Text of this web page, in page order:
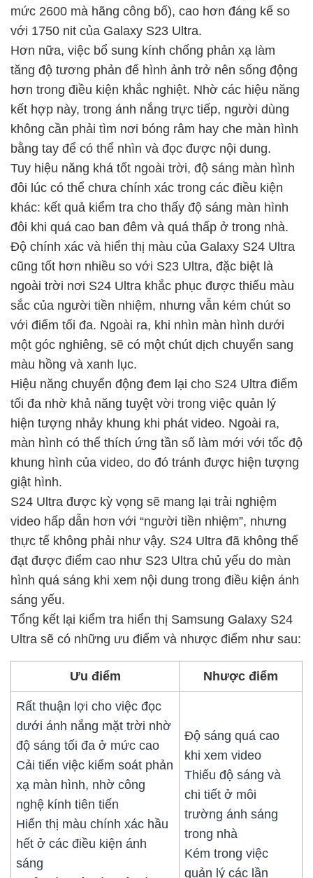
mức 2600 mà hãng công bố), cao hơn đáng kể so
với 1750 nit của Galaxy S23 Ultra.
Hơn nữa, việc bổ sung kính chống phản xạ làm
tăng độ tương phản để hình ảnh trở nên sống động
hơn trong điều kiện khắc nghiệt. Nhờ các hiệu năng
kết hợp này, trong ánh nắng trực tiếp, người dùng
không cần phải tìm nơi bóng râm hay che màn hình
bằng tay để có thể nhìn và đọc được nội dung.
Tuy hiệu năng khá tốt ngoài trời, độ sáng màn hình
đôi lúc có thể chưa chính xác trong các điều kiện
khác: kết quả kiểm tra cho thấy độ sáng màn hình
đôi khi quá cao ban đêm và quá thấp ở trong nhà.
Độ chính xác và hiển thị màu của Galaxy S24 Ultra
cũng tốt hơn nhiều so với S23 Ultra, đặc biệt là
ngoài trời nơi S24 Ultra khắc phục được thiếu màu
sắc của người tiền nhiệm, nhưng vẫn kém chút so
với điểm tối đa. Ngoài ra, khi nhìn màn hình dưới
một góc nghiêng, sẽ có một chút dịch chuyển sang
màu hồng và xanh lục.
Hiệu năng chuyển động đem lại cho S24 Ultra điểm
tối đa nhờ khả năng tuyệt vời trong việc quản lý
hiện tượng nhảy khung khi phát video. Ngoài ra,
màn hình có thể thích ứng tần số làm mới với tốc độ
khung hình của video, do đó tránh được hiện tượng
giật hình.
S24 Ultra được kỳ vọng sẽ mang lại trải nghiệm
video hấp dẫn hơn với “người tiền nhiệm”, nhưng
thực tế không phải như vậy. S24 Ultra đã không thể
đạt được điểm cao như S23 Ultra chủ yếu do màn
hình quá sáng khi xem nội dung trong điều kiện ánh
sáng yếu.
Tổng kết lại kiểm tra hiển thị Samsung Galaxy S24
Ultra sẽ có những ưu điểm và nhược điểm như sau:
Ưu điểm Nhược điểm
Rất thuận lợi cho việc đọc
dưới ánh nắng mặt trời nhờ
độ sáng tối đa ở mức cao
Cải tiến việc kiểm soát phản
xạ màn hình, nhờ công
nghệ kính tiên tiến
Hiển thị màu chính xác hầu
hết ở các điều kiện ánh
sáng
Độ sáng quá cao
khi xem video
Thiếu độ sáng và
chi tiết ở môi
trường ánh sáng
trong nhà
Kém trong việc
quản lý các lần